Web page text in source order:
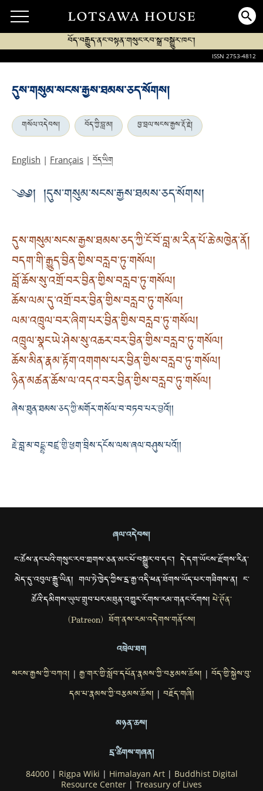
བོད་བརྒྱུད་ནང་བསྟན་གསུང་རབ་སྒྲ་བསྒྱུར་ཁང་།
ISSN 2753-4812
དུས་གསུམ་སངས་རྒྱས་ཐམས་ཅད་སོགས།
གསོལ་འདེབས། བོད་ཀྱི་བླ་མ། བྱ་བྲལ་སངས་རྒྱས་རྡོ་རྗེ།
English | Français | བོད་ཡིག
༄༅། །དུས་གསུམ་སངས་རྒྱས་ཐམས་ཅད་སོགས།
དུས་གསུམ་སངས་རྒྱས་ཐམས་ཅད་ཀྱི་ངོ་བོ་བླ་མ་རིན་པོ་ཆེ་མཁྱེན་ནོ།
བདག་གི་རྒྱུད་བྱིན་གྱིས་བརླབ་ཏུ་གསོལ།
བློ་ཆོས་སུ་འགྲོ་བར་བྱིན་གྱིས་བརླབ་ཏུ་གསོལ།
ཆོས་ལམ་དུ་འགྲོ་བར་བྱིན་གྱིས་བརླབ་ཏུ་གསོལ།
ལམ་འཁྲུལ་བར་ཞིག་པར་བྱིན་གྱིས་བརླབ་ཏུ་གསོལ།
འཁྲུལ་སྣང་ཡེ་ཤེས་སུ་འཆར་བར་བྱིན་གྱིས་བརླབ་ཏུ་གསོལ།
ཆོས་མིན་རྣམ་རྟོག་འགགས་པར་བྱིན་གྱིས་བརླབ་ཏུ་གསོལ།
ཉིན་མཚན་ཆོས་ལ་འདའ་བར་བྱིན་གྱིས་བརླབ་ཏུ་གསོལ།
ཞེས་ཐུན་ཐམས་ཅད་ཀྱི་མགོར་གསོལ་བ་བཏབ་པར་བྱའོ།།
རྗེ་བླ་མ་བདྡྷ་བཛྲ་གྱི་ཕྱག་བྲིས་དངོས་ལས་ཞལ་བཤུས་པའོ།།
ཞལ་འདེབས།
ང་ཚོས་ནང་པའི་གསུང་རབ་གྲགས་ཅན་མང་པོ་བསྒྱུར་བ་དང་། དེ་དག་ཡོངས་རྫོགས་རིན་
མེད་དུ་འབུལ་རྒྱུ་ཡིན། གལ་ཏེ་ཁྱེད་ཀྱིས་དྲ་རྒྱ་འདི་ཕན་ཐོགས་ཡོད་པར་གཟིགས་ན། ང་
ཚོའི་དམིགས་ཡུལ་གྲུབ་པར་མཐུན་འགྱུར་རོགས་རམ་གནང་རོགས།པེ་ཊོན་
(Patreon) ཐོག་ནས་རམ་འདེགས་གནོངས།
འབྲེལ་ཐག
སངས་རྒྱས་ཀྱི་བཀའ། | རྒྱ་གར་གྱི་སློབ་དཔོན་རྣམས་ཀྱི་བརྩམས་ཆོས། | བོད་གྱི་སྐྱེས་བུ་
དམ་པ་རྣམས་ཀྱི་བརྩམས་ཆོས། | བརྗོད་གཞི།
མཉན་ཆས།
དྲ་ཚིགས་གཞན།
84000| Rigpa Wiki | Himalayan Art| Buddhist Digital
Resource Center | Treasury of Lives